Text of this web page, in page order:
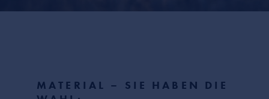
MATERIAL – SIE HABEN DIE